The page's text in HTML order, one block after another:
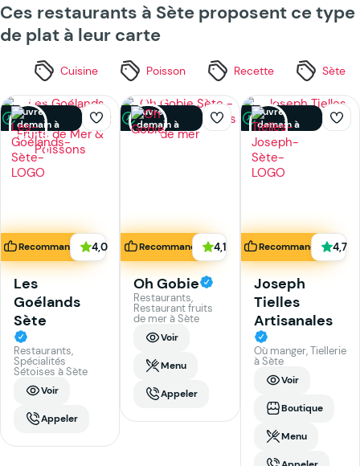
Ces restaurants à Sète proposent ce type
de plat à leur carte
Cuisine Poisson Recette Sète
Fermé ·
ouvre
demain à
11:00
Recommandé 4,0
Les
Goélands
Sète
Restaurants,
Spécialités
Sétoises à Sète
Voir
Appeler
Fermé ·
ouvre
demain à
12:00
Recommandé 4,1
Oh Gobie
Restaurants,
Restaurant fruits
de mer à Sète
Voir
Menu
Appeler
Fermé ·
ouvre
demain à
08:30
Recommandé 4,7
Joseph
Tielles
Artisanales
Où manger, Tiellerie
à Sète
Voir
Boutique
Menu